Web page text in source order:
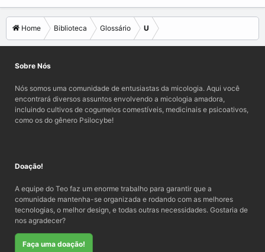
Home Biblioteca Glossário U
Sobre Nós
Nós somos uma comunidade de entusiastas da micologia. Aqui você
encontrará diversos assuntos envolvendo a micologia amadora,
incluindo cultivos de cogumelos comestíveis, medicinais e psicoativos,
como os do gênero Psilocybe!
Doação!
A equipe do Teo faz um enorme trabalho para garantir que a
comunidade mantenha-se organizada e rodando com as melhores
tecnologias, o melhor design, e todas outras necessidades. Gostaria de
nos agradecer?
Faça uma doação!